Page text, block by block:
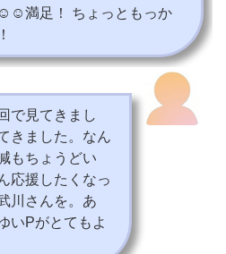
満足！ ちょっともっか
で見てきまし
きました。なん
もちょうどい
応援したくなっ
川さんを。あ
いPがとてもよ